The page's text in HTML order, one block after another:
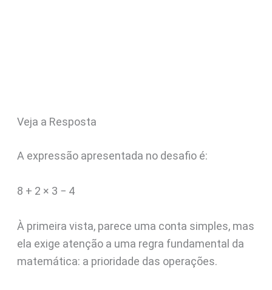
Veja a Resposta
A expressão apresentada no desafio é:
8 + 2 × 3 − 4
À primeira vista, parece uma conta simples, mas
ela exige atenção a uma regra fundamental da
matemática: a prioridade das operações.